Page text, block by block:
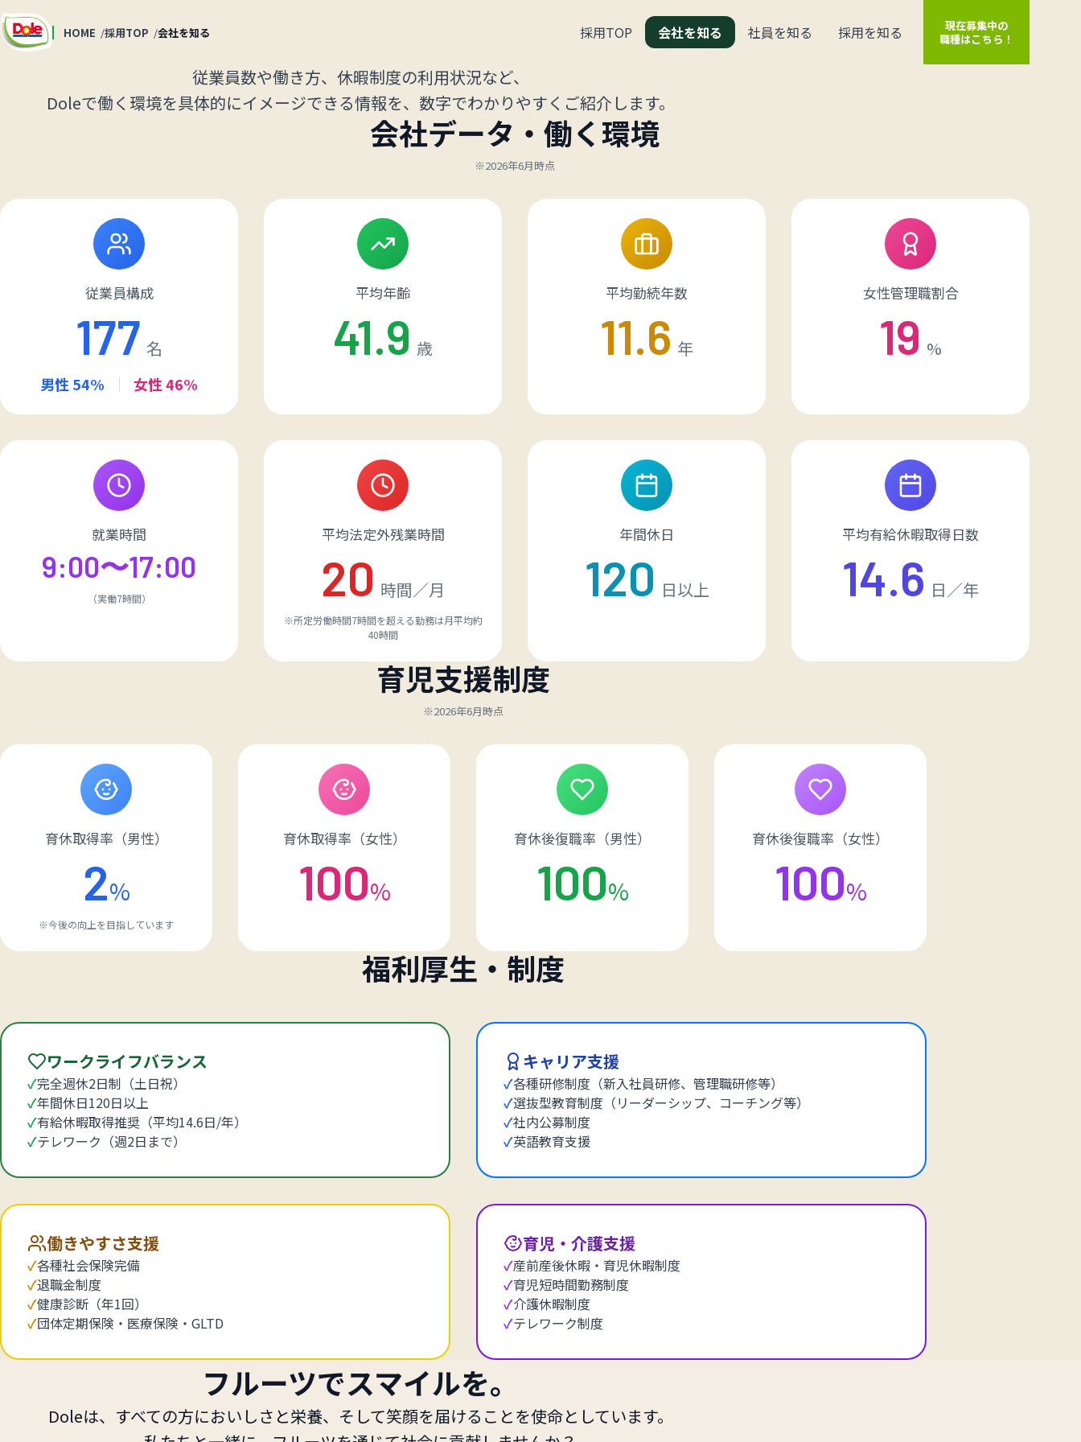
HOME 採用TOP 会社を知る 採用TOP 会社を知る 社員を知る 採用を知る
現在募集中の
職種はこちら！
COMPANY
従業員数や働き方、休暇制度の利用状況など、
Doleで働く環境を具体的にイメージできる情報を、数字でわかりやすくご紹介します。
会社データ・働く環境
※2026年6月時点
従業員構成
177 名
男性 54% ｜ 女性 46%
平均年齢
41.9 歳
平均勤続年数
11.6 年
女性管理職割合
19 %
就業時間
9:00〜17:00
（実働7時間）
平均法定外残業時間
20 時間／月
※所定労働時間7時間を超える勤務は月平均約
40時間
年間休日
120 日以上
平均有給休暇取得日数
14.6 日／年
育児支援制度
※2026年6月時点
育休取得率（男性）
2%
※今後の向上を目指しています
育休取得率（女性）
100%
育休後復職率（男性）
100%
育休後復職率（女性）
100%
福利厚生・制度
ワークライフバランス
✓完全週休2日制（土日祝）
✓年間休日120日以上
✓有給休暇取得推奨（平均14.6日/年）
✓テレワーク（週2日まで）
キャリア支援
✓各種研修制度（新入社員研修、管理職研修等）
✓選抜型教育制度（リーダーシップ、コーチング等）
✓社内公募制度
✓英語教育支援
働きやすさ支援
✓各種社会保険完備
✓退職金制度
✓健康診断（年1回）
✓団体定期保険・医療保険・GLTD
育児・介護支援
✓産前産後休暇・育児休暇制度
✓育児短時間勤務制度
✓介護休暇制度
✓テレワーク制度
フルーツでスマイルを。
Doleは、すべての方においしさと栄養、そして笑顔を届けることを使命としています。